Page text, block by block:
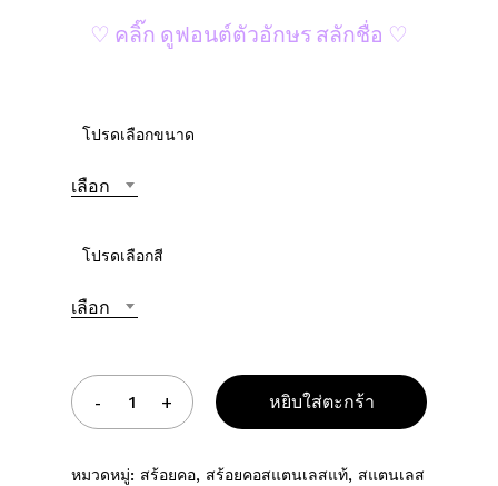
♡ คลิ๊ก ดูฟอนต์ตัวอักษร สลักชื่อ ♡
โปรดเลือกขนาด
เลือก
โปรดเลือกสี
เลือก
หยิบใส่ตะกร้า
หมวดหมู่: สร้อยคอ, สร้อยคอสแตนเลสแท้, สแตนเลส